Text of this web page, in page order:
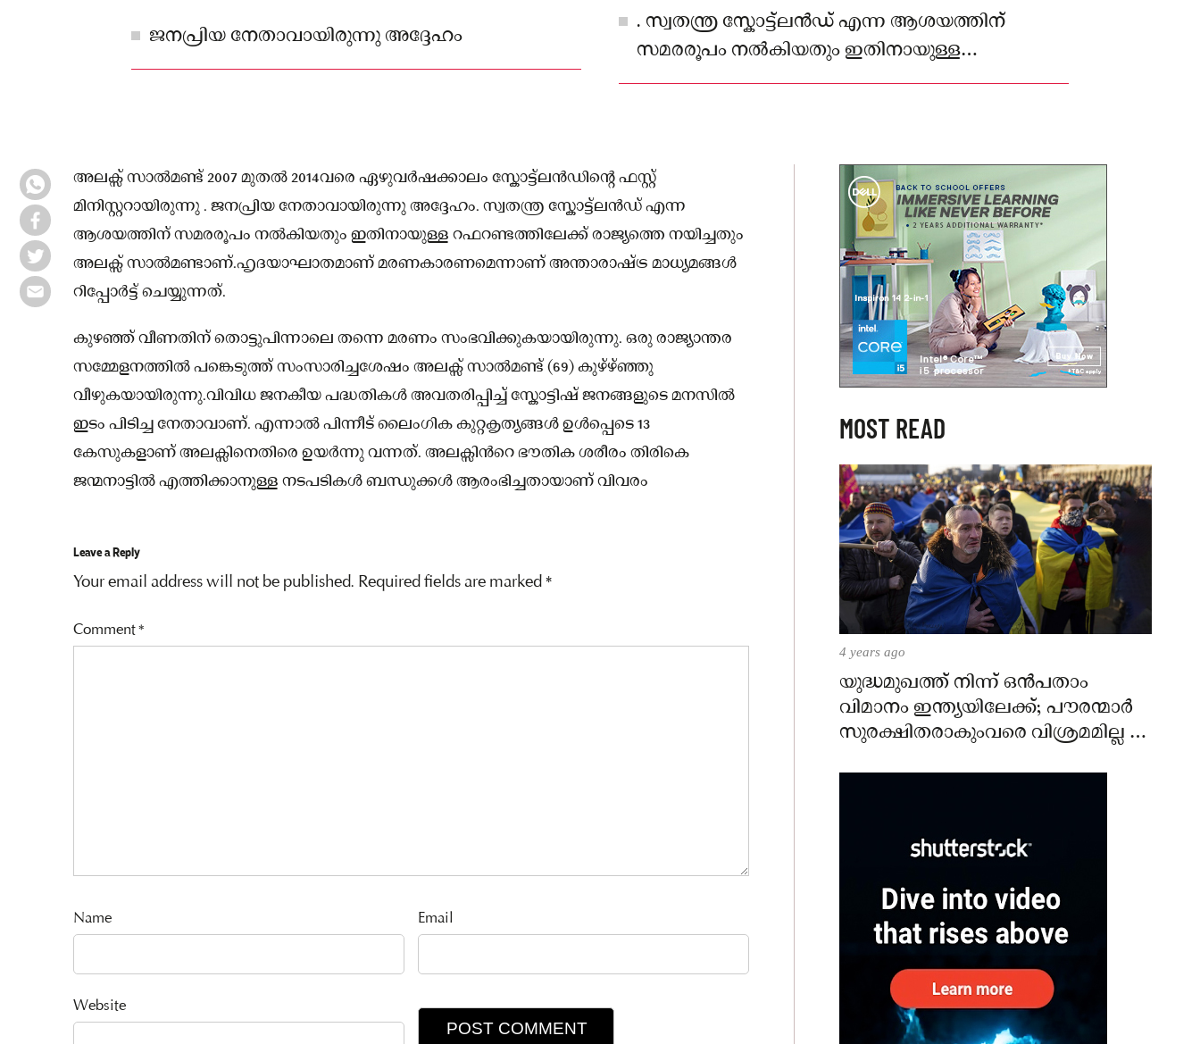
ജനപ്രിയ നേതാവായിരുന്നു അദ്ദേഹം
. സ്വതന്ത്ര സ്കോട്ട്ലൻഡ് എന്ന ആശയത്തിന്
സമരരൂപം നല്‍കിയതും ഇതിനായുള്ള
റഫറണ്ടത്തിലേക്ക് രാജ്യത്തെ നയിച്ചതും അലക്സ്
അലക്സ് സാല്‍മണ്ട് 2007 മുതല്‍ 2014വരെ ഏഴുവർഷക്കാലം സ്കോട്ട്ലൻഡിന്റെ ഫസ്റ്റ്
മിനിസ്റ്ററായിരുന്നു . ജനപ്രിയ നേതാവായിരുന്നു അദ്ദേഹം. സ്വതന്ത്ര സ്കോട്ട്ലൻഡ് എന്ന
ആശയത്തിന് സമരരൂപം നല്‍കിയതും ഇതിനായുള്ള റഫറണ്ടത്തിലേക്ക് രാജ്യത്തെ നയിച്ചതും
അലക്സ് സാല്‍മണ്ടാണ്.ഹൃദയാഘാതമാണ് മരണകാരണമെന്നാണ് അന്താരാഷ്ട്ര മാധ്യമങ്ങള്‍
റിപ്പോർട്ട് ചെയ്യുന്നത്.
കുഴഞ്ഞ് വീണതിന് തൊട്ടുപിന്നാലെ തന്നെ മരണം സംഭവിക്കുകയായിരുന്നു. ഒരു രാജ്യാന്തര
സമ്മേളനത്തില്‍ പങ്കെടുത്ത് സംസാരിച്ചശേഷം അലക്സ് സാല്‍മണ്ട് (69) കുഴ്ഴ്ഞ്ഞു
വീഴുകയായിരുന്നു.വിവിധ ജനകീയ പദ്ധതികള്‍ അവതരിപ്പിച്ച്‌ സ്കോട്ടിഷ് ജനങ്ങളുടെ മനസില്‍
ഇടം പിടിച്ച നേതാവാണ്. എന്നാല്‍ പിന്നീട് ലൈംഗിക കുറ്റകൃത്യങ്ങള്‍ ഉള്‍പ്പെടെ 13
കേസുകളാണ് അലക്സിനെതിരെ ഉയർന്നു വന്നത്. അലക്സിന്‍റെ ഭൗതിക ശരീരം തിരികെ
ജന്മനാട്ടില്‍ എത്തിക്കാനുള്ള നടപടികള്‍ ബന്ധുക്കള്‍ ആരംഭിച്ചതായാണ് വിവരം
Leave a Reply
Your email address will not be published. Required fields are marked*
Comment*
Name Email
Website
MOST READ
4 years ago
യുദ്ധമുഖത്ത് നിന്ന് ഒൻപതാം
വിമാനം ഇന്ത്യയിലേക്ക്; പൗരന്മാർ
സുരക്ഷിതരാകുംവരെ വിശ്രമമില്ല –